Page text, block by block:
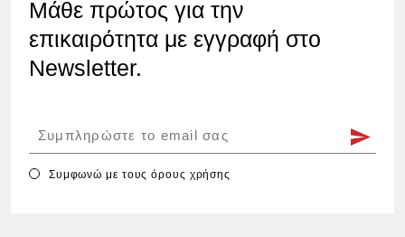
Μάθε πρώτος για την
επικαιρότητα με εγγραφή στο
Newsletter.
Συμφωνώ με τουςόρους χρήσης